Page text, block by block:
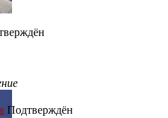
Подтверждён